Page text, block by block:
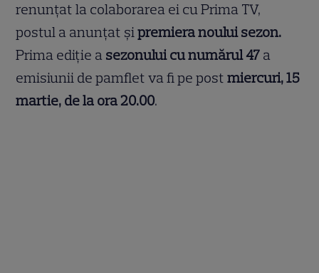
renunțat la colaborarea ei cu Prima TV,
postul a anunțat șipremiera noului sezon.
Prima ediție a sezonului cu numărul 47 a
emisiunii de pamflet va fi pe postmiercuri, 15
martie, de la ora 20.00.